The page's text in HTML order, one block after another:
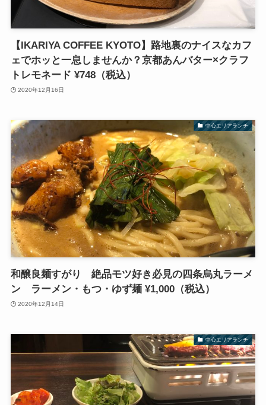
【IKARIYA COFFEE KYOTO】路地裏のナイスなカフ
ェでホッと一息しませんか？京都あんバター×クラフ
トレモネード ¥748（税込）
2020年12月16日
中心エリアランチ
和醸良麺すがり 絶品モツ好き必見の四条烏丸ラーメ
ン ラーメン・もつ・ゆず麺 ¥1,000（税込）
2020年12月14日
中心エリアランチ